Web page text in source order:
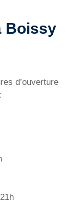
Boissy
d’ouverture